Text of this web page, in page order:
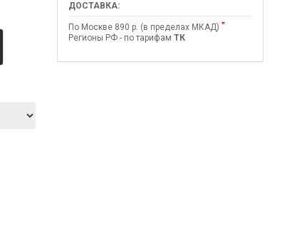
ДОСТАВКА:
По Москве 890 р. (в пределах МКАД) *
Регионы РФ - по тарифам ТК